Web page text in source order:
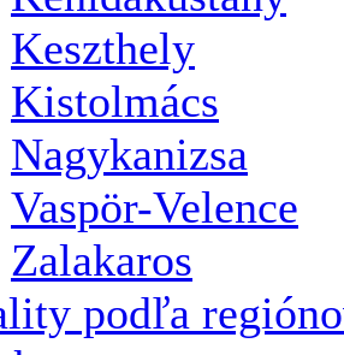
Keszthely
Kistolmács
Nagykanizsa
Vaspör-Velence
Zalakaros
podľa